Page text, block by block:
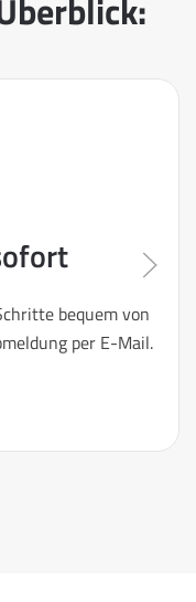
bequem von
per E-Mail.